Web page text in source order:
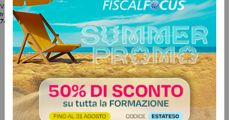
Voci
trovate:
7612
Prev 3 4 5 6 … Next
FISCO